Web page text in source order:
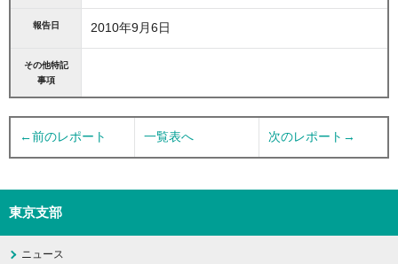
報告日 2010年9月6日
その他特記
事項
←前のレポート 一覧表へ 次のレポート→
東京支部
ニュース